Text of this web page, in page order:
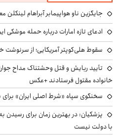
جایگزین ناو هواپیمابر آبراهام لینکلن
ادعای تازه امارات درباره حمله موشکی
سقوط هلی‌کوپتر آمریکایی؛ از
تأیید ربایش و قتل وحشتناک مداح
خانواده مقتول فرستادند +عکس
سخنگوی سپاه «شرط اصلی ایران» برای
پزشکیان‌: در بهترین زمان برای رسیدن
با دولت نیست